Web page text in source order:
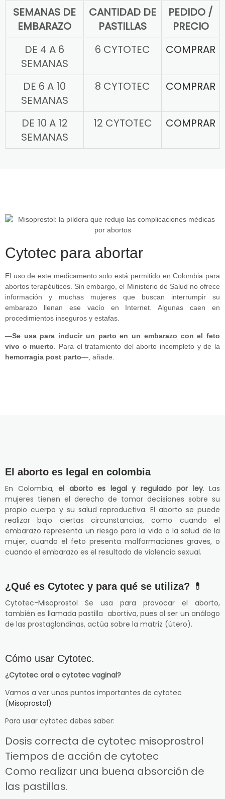
SEMANAS DE
EMBARAZO
CANTIDAD DE
PASTILLAS
PEDIDO /
PRECIO
DE 4 A 6
SEMANAS
6 CYTOTEC COMPRAR
DE 6 A 10
SEMANAS
8 CYTOTEC COMPRAR
DE 10 A 12
SEMANAS
12 CYTOTEC COMPRAR
Cytotec para abortar
El uso de este medicamento solo está permitido en Colombia para
abortos terapéuticos. Sin embargo, el Ministerio de Salud no ofrece
información y muchas mujeres que buscan interrumpir su
embarazo llenan ese vacío en Internet. Algunas caen en
procedimientos inseguros y estafas.
—Se usa para inducir un parto en un embarazo con el feto
vivo o muerto . Para el tratamiento del aborto incompleto y de la
hemorragia post parto—, añade.
El aborto es legal en colombia
En Colombia, el aborto es legal y regulado por ley. Las
mujeres tienen el derecho de tomar decisiones sobre su
propio cuerpo y su salud reproductiva. El aborto se puede
realizar bajo ciertas circunstancias, como cuando el
embarazo representa un riesgo para la vida o la salud de la
mujer, cuando el feto presenta malformaciones graves, o
cuando el embarazo es el resultado de violencia sexual.
¿Qué es Cytotec y para qué se utiliza? 💊
Cytotec-Misoprostol Se usa para provocar el aborto,
también es llamada pastilla abortiva, pues al ser un análogo
de las prostaglandinas, actúa sobre la matriz (útero).
Cómo usar Cytotec.
¿Cytotec oral o cytotec vaginal?
Vamos a ver unos puntos importantes de cytotec
(Misoprostol)
Para usar cytotec debes saber:
Dosis correcta de cytotec misoprostrol
Tiempos de acción de cytotec
Como realizar una buena absorción de
las pastillas.